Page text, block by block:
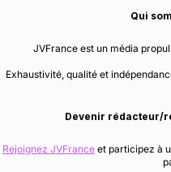
Qui
JVFrance est un média
Exhaustivité, qualité et
Devenir rédacteur/
Rejoignez JVFrance et participez à